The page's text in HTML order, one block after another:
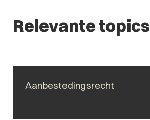
Relevante topics
Aanbestedingsrecht